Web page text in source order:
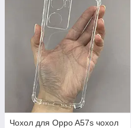
Чохол для Oppo A57s чохол